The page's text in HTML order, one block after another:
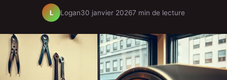
L Logan30 janvier 20267 min de lecture